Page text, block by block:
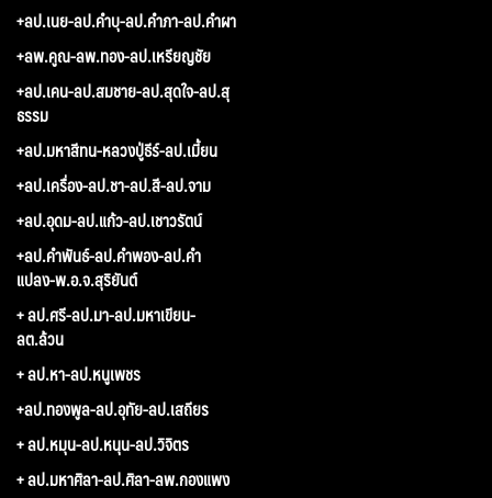
+ลป.เนย-ลป.คำบุ-ลป.คำภา-ลป.คำผา
+ลพ.คูณ-ลพ.ทอง-ลป.เหรียญชัย
+ลป.เคน-ลป.สมชาย-ลป.สุดใจ-ลป.สุ
ธรรม
+ลป.มหาสีทน-หลวงปู่ธีร์-ลป.เมี้ยน
+ลป.เครื่อง-ลป.ชา-ลป.สี-ลป.จาม
+ลป.อุดม-ลป.แก้ว-ลป.เชาวรัตน์
+ลป.คำพันธ์-ลป.คำพอง-ลป.คำ
แปลง-พ.อ.จ.สุริยันต์
+ ลป.ศรี-ลป.มา-ลป.มหาเขียน-
ลต.ล้วน
+ ลป.หา-ลป.หนูเพชร
+ลป.ทองพูล-ลป.อุทัย-ลป.เสถียร
+ ลป.หมุน-ลป.หนุน-ลป.วิจิตร
+ ลป.มหาศิลา-ลป.ศิลา-ลพ.กองแพง